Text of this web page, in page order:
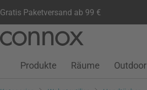
Gratis Paketversand ab 99 €
Seiteninhalt
Suchfeld
Kundenkonto
Wunschliste
Warenkorb
Produkte Räume Outdoor